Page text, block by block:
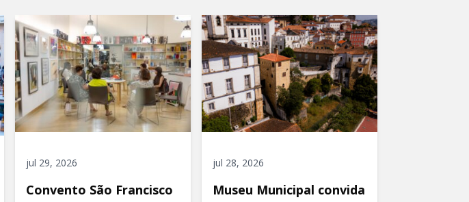
jul 29, 2026
Convento São Francisco
jul 28, 2026
Museu Municipal convida